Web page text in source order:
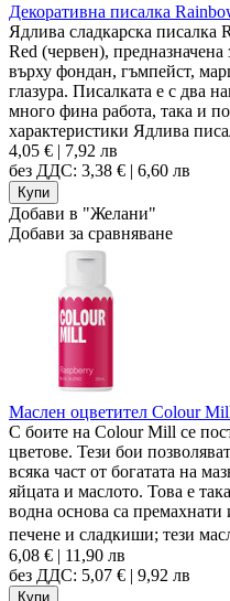
Декоративна писалка
Ядлива сладкарска писалка
Red (червен),
върху фондан, гъмпейст,
глазура. Писалката е с два
много фина работа, така и
характеристики Ядлива
4,05 € | 7,92 лв
без ДДС: 3,38 € | 6,60 лв
Добави в "Желани"
Добави за сравняване
Маслен оцветител Colour
С боите на Colour Mill се
цветове. Тези бои
всяка част от богатата на
яйцата и маслото. Това е
водна основа са
печене и сладкиши; тези
6,08 € | 11,90 лв
без ДДС: 5,07 € | 9,92 лв